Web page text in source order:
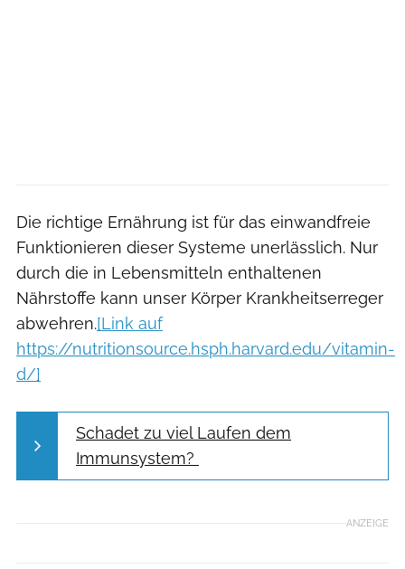
Die richtige Ernährung ist für das einwandfreie
Funktionieren dieser Systeme unerlässlich. Nur
durch die in Lebensmitteln enthaltenen
Nährstoffe kann unser Körper Krankheitserreger
abwehren.[Link auf
https://nutritionsource.hsph.harvard.edu/vitamin-
d/]
Schadet zu viel Laufen dem
Immunsystem?
ANZEIGE